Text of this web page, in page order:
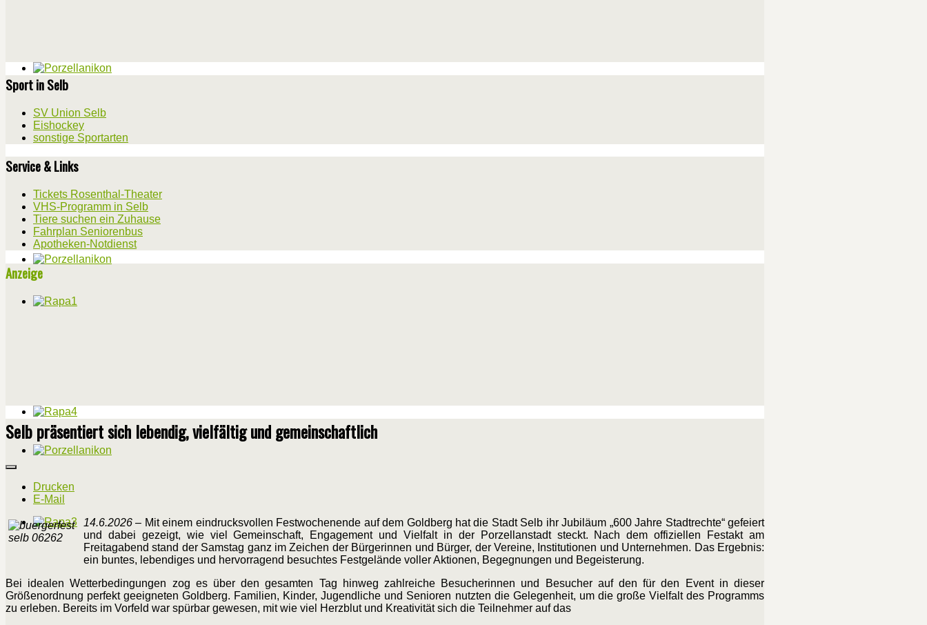
Sport in Selb
SV Union Selb
Eishockey
sonstige Sportarten
Service & Links
Tickets Rosenthal-Theater
VHS-Programm in Selb
Tiere suchen ein Zuhause
Fahrplan Seniorenbus
Apotheken-Notdienst
Anzeige
Selb präsentiert sich lebendig, vielfältig und gemeinschaftlich
Drucken
E-Mail
14.6.2026 – Mit einem eindrucksvollen Festwochenende auf dem Goldberg hat die Stadt Selb ihr Jubiläum „600 Jahre Stadtrechte“ gefeiert
und dabei gezeigt, wie viel Gemeinschaft, Engagement und Vielfalt in der Porzellanstadt steckt. Nach dem offiziellen Festakt am
Freitagabend stand der Samstag ganz im Zeichen der Bürgerinnen und Bürger, der Vereine, Institutionen und Unternehmen. Das Ergebnis:
ein buntes, lebendiges und hervorragend besuchtes Festgelände voller Aktionen, Begegnungen und Begeisterung.
Bei idealen Wetterbedingungen zog es über den gesamten Tag hinweg zahlreiche Besucherinnen und Besucher auf den für den Event in dieser
Größenordnung perfekt geeigneten Goldberg. Familien, Kinder, Jugendliche und Senioren nutzten die Gelegenheit, um die große Vielfalt des Programms
zu erleben. Bereits im Vorfeld war spürbar gewesen, mit wie viel Herzblut und Kreativität sich die Teilnehmer auf das